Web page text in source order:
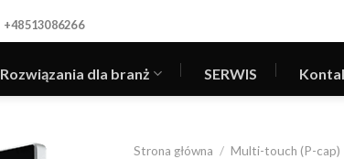
+48513086266
Rozwiązania dla branż SERWIS
Strona główna / Multi-touch (P-cap)